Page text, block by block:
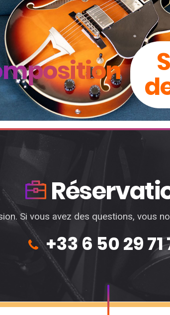
Si vous avez des questions, vous
+33 6 50 29 71